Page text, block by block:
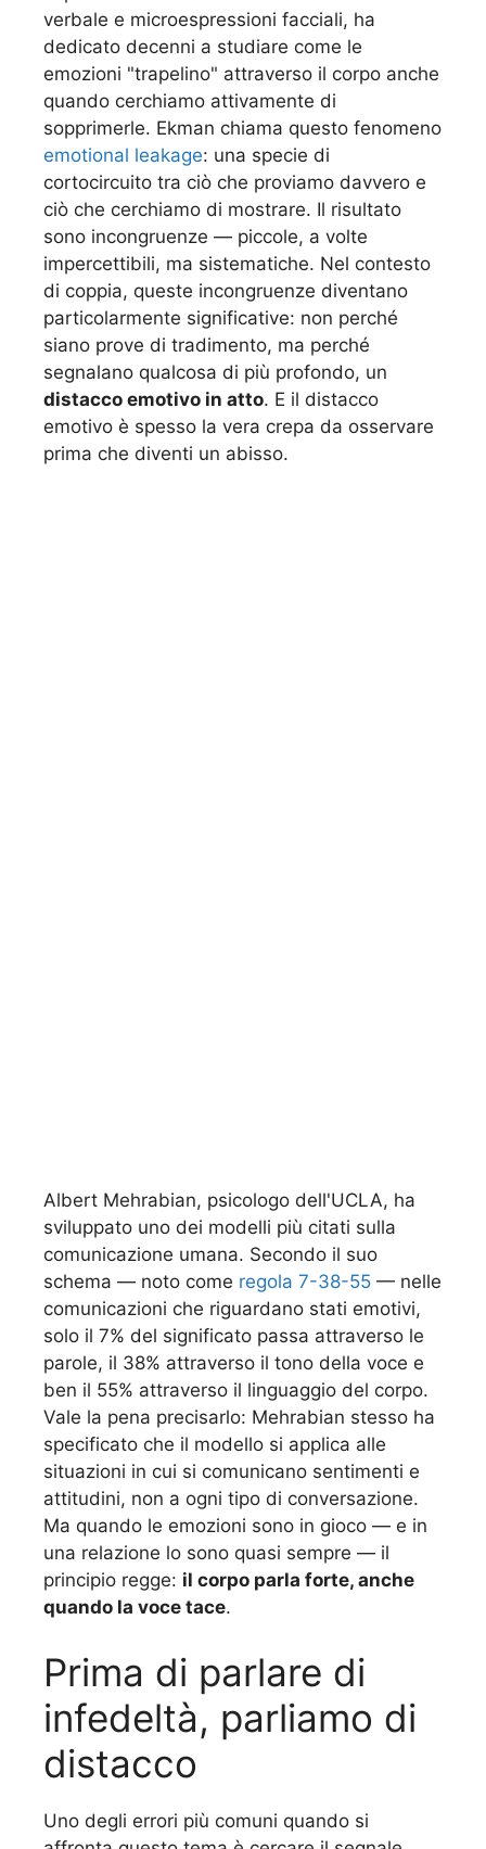
verbale e microespressioni facciali, ha
dedicato decenni a studiare come le
emozioni "trapelino" attraverso il corpo anche
quando cerchiamo attivamente di
sopprimerle. Ekman chiama questo fenomeno
emotional leakage: una specie di
cortocircuito tra ciò che proviamo davvero e
ciò che cerchiamo di mostrare. Il risultato
sono incongruenze — piccole, a volte
impercettibili, ma sistematiche. Nel contesto
di coppia, queste incongruenze diventano
particolarmente significative: non perché
siano prove di tradimento, ma perché
segnalano qualcosa di più profondo, un
distacco emotivo in atto. E il distacco
emotivo è spesso la vera crepa da osservare
prima che diventi un abisso.
Albert Mehrabian, psicologo dell'UCLA, ha
sviluppato uno dei modelli più citati sulla
comunicazione umana. Secondo il suo
schema — noto come regola 7-38-55 — nelle
comunicazioni che riguardano stati emotivi,
solo il 7% del significato passa attraverso le
parole, il 38% attraverso il tono della voce e
ben il 55% attraverso il linguaggio del corpo.
Vale la pena precisarlo: Mehrabian stesso ha
specificato che il modello si applica alle
situazioni in cui si comunicano sentimenti e
attitudini, non a ogni tipo di conversazione.
Ma quando le emozioni sono in gioco — e in
una relazione lo sono quasi sempre — il
principio regge: il corpo parla forte, anche
quando la voce tace.
Prima di parlare di
infedeltà, parliamo di
distacco
Uno degli errori più comuni quando si